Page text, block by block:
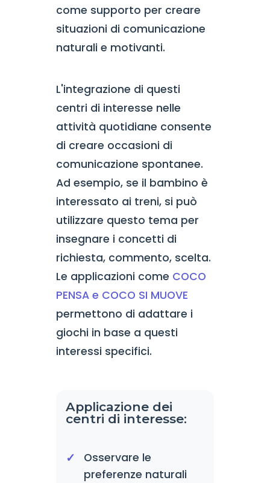
come supporto per creare
situazioni di comunicazione
naturali e motivanti.
L'integrazione di questi
centri di interesse nelle
attività quotidiane consente
di creare occasioni di
comunicazione spontanee.
Ad esempio, se il bambino è
interessato ai treni, si può
utilizzare questo tema per
insegnare i concetti di
richiesta, commento, scelta.
Le applicazioni come COCO
PENSA e COCO SI MUOVE
permettono di adattare i
giochi in base a questi
interessi specifici.
Applicazione dei
centri di interesse:
Osservare le
preferenze naturali